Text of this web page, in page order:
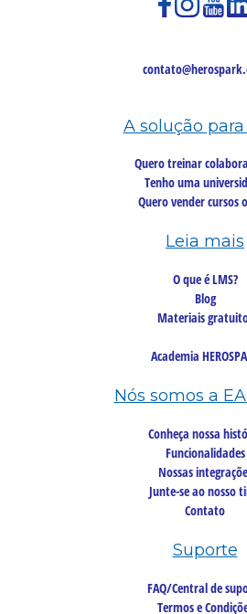
A solução
Quero treinar
Tenho uma
Quero vender cursos
Leia mais
O que é LMS?
Blog
Materiais
Academia
Nós somos a
Conheça nossa
Funcionalidades
Nossas
Junte-se ao nosso
Contato
Suporte
FAQ/Central de
Termos e